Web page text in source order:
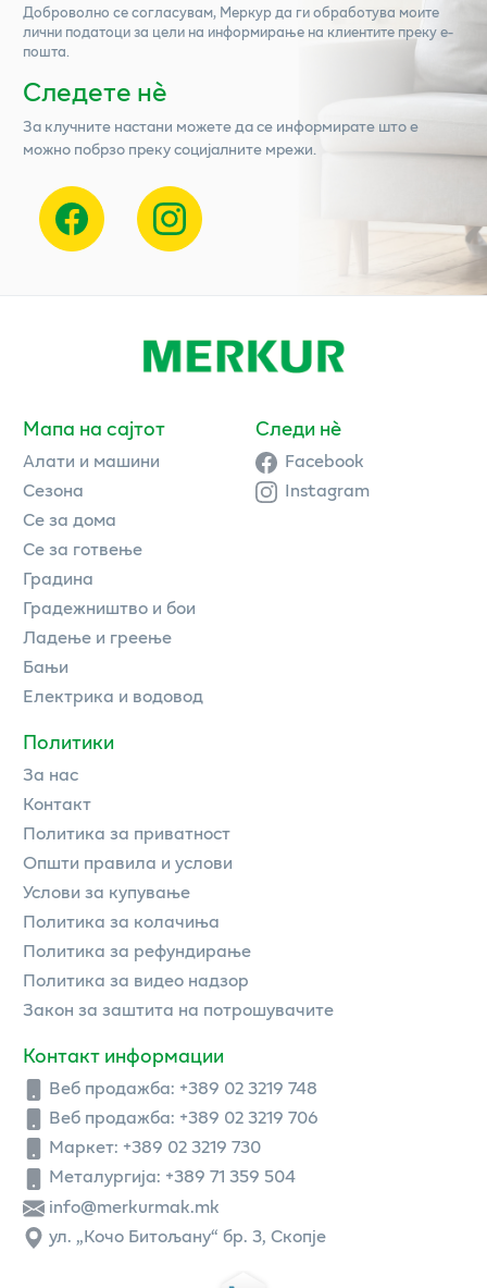
Доброволно се согласувам, Меркурда ги обработува моите
лични податоци за цели на информирање на клиентите преку е-
пошта.
Следете нѐ
За клучните настани можете да се информирате што е
можно побрзо преку социјалните мрежи.
Мапа на сајтот
Алати и машини
Сезона
Се за дома
Се за готвење
Градина
Градежништво и бои
Ладење и греење
Бањи
Електрика и водовод
Политики
За нас
Контакт
Политика за приватност
Општи правила и услови
Услови за купување
Политика за колачиња
Политика за рефундирање
Политика за видео надзор
Закон за заштита на потрошувачите
Контакт информации
Веб продажба: +389 02 3219 748
Веб продажба: +389 02 3219 706
Маркет: +389 02 3219 730
Металургија: +389 71 359 504
info@merkurmak.mk
ул. „Кочо Битољану“ бр. 3, Скопје
Следи нè
Facebook
Instagram